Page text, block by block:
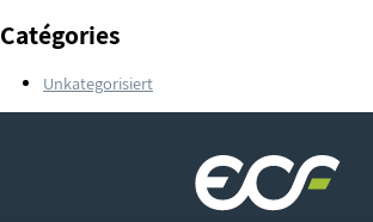
Catégories
Unkategorisiert